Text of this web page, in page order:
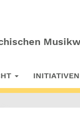
INITIATIVEN